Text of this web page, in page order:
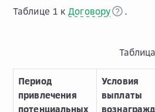
Таблице 1 кДоговору .
Период
привлечения
потенциальных
Условия
выплаты